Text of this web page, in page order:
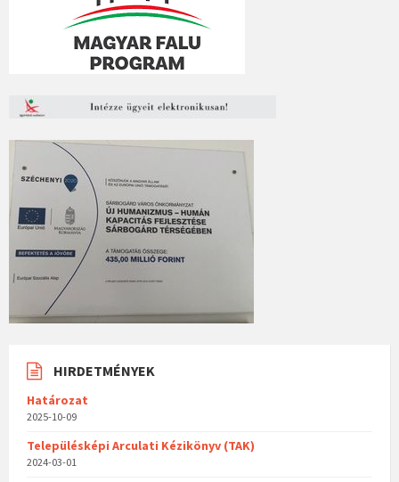
HIRDETMÉNYEK
Határozat
2025-10-09
Településképi Arculati Kézikönyv (TAK)
2024-03-01